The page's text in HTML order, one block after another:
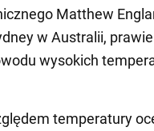
Matthew
w Australii,
wysokich
temperatury